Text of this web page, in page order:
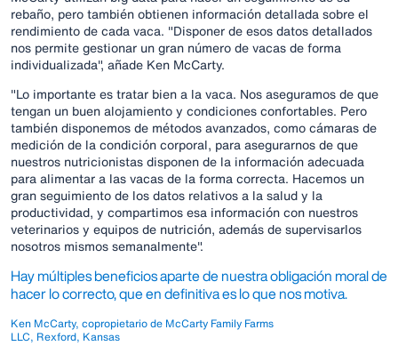
rebaño, pero también obtienen información detallada sobre el
rendimiento de cada vaca. "Disponer de esos datos detallados
nos permite gestionar un gran número de vacas de forma
individualizada", añade Ken McCarty.
"Lo importante es tratar bien a la vaca. Nos aseguramos de que
tengan un buen alojamiento y condiciones confortables. Pero
también disponemos de métodos avanzados, como cámaras de
medición de la condición corporal, para asegurarnos de que
nuestros nutricionistas disponen de la información adecuada
para alimentar a las vacas de la forma correcta. Hacemos un
gran seguimiento de los datos relativos a la salud y la
productividad, y compartimos esa información con nuestros
veterinarios y equipos de nutrición, además de supervisarlos
nosotros mismos semanalmente".
Hay múltiples beneficios aparte de nuestra obligación moral de
hacer lo correcto, que en definitiva es lo que nos motiva.
Ken McCarty, copropietario de McCarty Family Farms
LLC, Rexford, Kansas